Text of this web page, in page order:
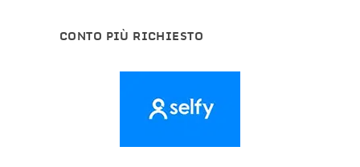
CONTO PIÙ RICHIESTO